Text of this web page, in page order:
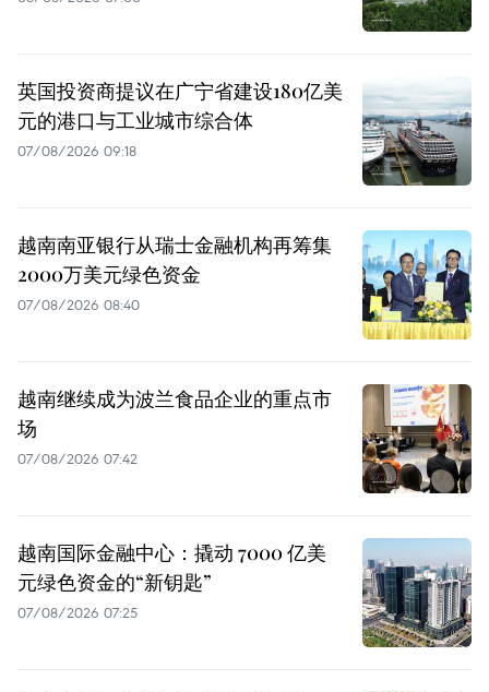
英国投资商提议在广宁省建设180亿美
元的港口与工业城市综合体
07/08/2026 09:18
越南南亚银行从瑞士金融机构再筹集
2000万美元绿色资金
07/08/2026 08:40
越南继续成为波兰食品企业的重点市
场
07/08/2026 07:42
越南国际金融中心：撬动 7000 亿美
元绿色资金的“新钥匙”
07/08/2026 07:25